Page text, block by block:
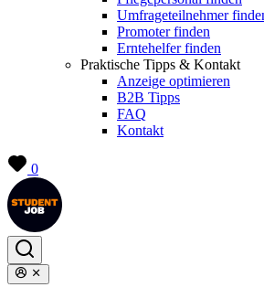
Umfrageteilnehmer
Promoter finden
Erntehelfer finden
Praktische Tipps & Kontakt
Anzeige optimieren
B2B Tipps
FAQ
Kontakt
0